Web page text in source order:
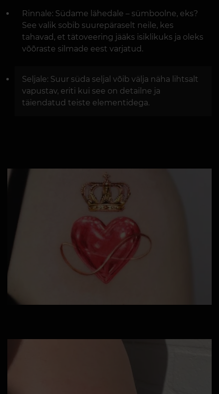
Rinnale: Südame lähedale – sümboolne, eks?
See valik sobib suurepäraselt neile, kes
tahavad, et tätoveering jääks isiklikuks ja oleks
võõraste silmade eest varjatud.
Seljale: Suur süda seljal võib välja näha lihtsalt
vapustav, eriti kui see on detailne ja
täiendatud teiste elementidega.